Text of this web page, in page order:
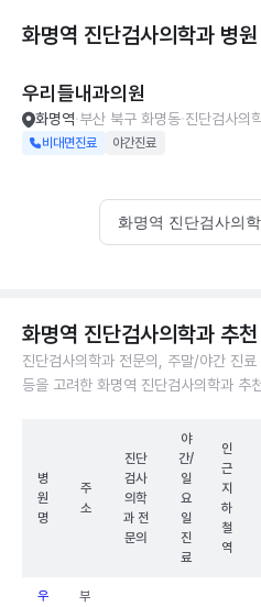
화명역 진단검사의학과 병원
우리들내과의원
화명역 부산 북구 화명동 진단검사의
비대면진료 야간진료
화명역 진단검사의
화명역 진단검사의학과 추
진단검사의학과 전문의, 주말/야간 진
등을 고려한 화명역 진단검사의학과 추
병
원
명
주
소
진단
검사
의학
과 전
문의
야
간/
일
요
일
진
료
인
근
지
하
철
역
우
부